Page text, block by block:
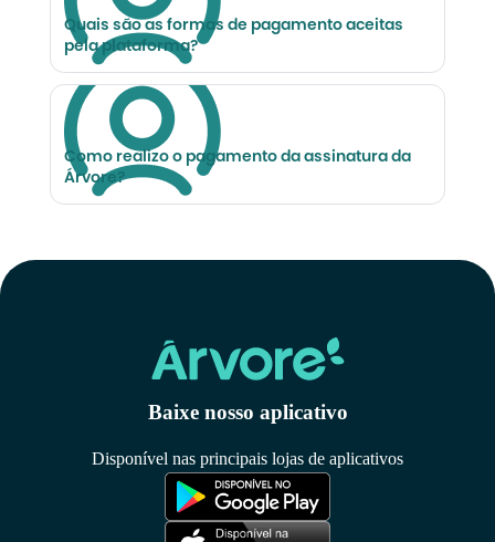
Quais são as formas de pagamento aceitas
pela plataforma?
Como realizo o pagamento da assinatura da
Árvore?
Baixe nosso aplicativo
Disponível nas principais lojas de aplicativos